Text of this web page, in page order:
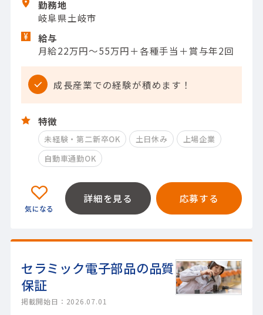
勤務地
岐阜県土岐市
給与
月給22万円～55万円＋各種手当＋賞与年2回
成長産業での経験が積めます！
特徴
未経験・第二新卒OK 土日休み
上場企業
自動車通勤OK
詳細を見る 応募する
セラミック電子部品の品質
保証
掲載開始日：2026.07.01